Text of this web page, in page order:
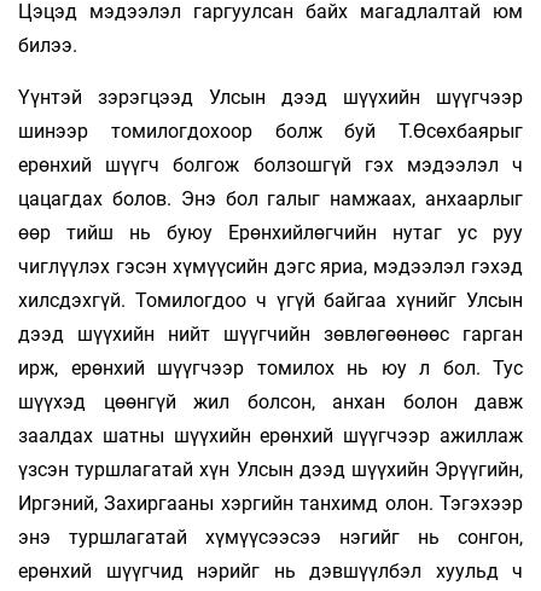
Цэцэд мэдээлэл гаргуулсан байх магадлалтай юм
билээ.
Үүнтэй зэрэгцээд Улсын дээд шүүхийн шүүгчээр
шинээр томилогдохоор болж буй Т.Өсөхбаярыг
ерөнхий шүүгч болгож болзошгүй гэх мэдээлэл ч
цацагдах болов. Энэ бол галыг намжаах, анхаарлыг
өөр тийш нь буюу Ерөнхийлөгчийн нутаг ус руу
чиглүүлэх гэсэн хүмүүсийн дэгс яриа, мэдээлэл гэхэд
хилсдэхгүй. Томилогдоо ч үгүй байгаа хүнийг Улсын
дээд шүүхийн нийт шүүгчийн зөвлөгөөнөөс гарган
ирж, ерөнхий шүүгчээр томилох нь юу л бол. Тус
шүүхэд цөөнгүй жил болсон, анхан болон давж
заалдах шатны шүүхийн ерөнхий шүүгчээр ажиллаж
үзсэн туршлагатай хүн Улсын дээд шүүхийн Эрүүгийн,
Иргэний, Захиргааны хэргийн танхимд олон. Тэгэхээр
энэ туршлагатай хүмүүсээсээ нэгийг нь сонгон,
ерөнхий шүүгчид нэрийг нь дэвшүүлбэл хуульд ч